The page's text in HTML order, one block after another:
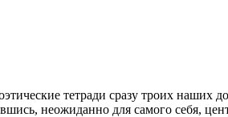
тетради сразу троих наших
неожиданно для самого себя,